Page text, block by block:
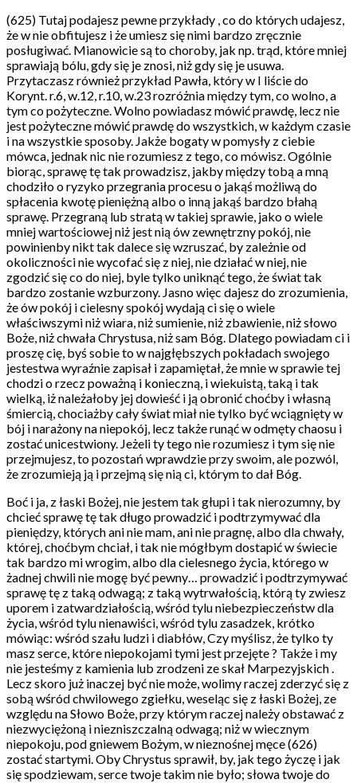
(625) Tutaj podajesz pewne przykłady , co do których udajesz,
że w nie obfitujesz i że umiesz się nimi bardzo zręcznie
posługiwać. Mianowicie są to choroby, jak np. trąd, które mniej
sprawiają bólu, gdy się je znosi, niż gdy się je usuwa.
Przytaczasz również przykład Pawła, który w I liście do
Korynt. r.6, w.12, r.10, w.23 rozróżnia między tym, co wolno, a
tym co pożyteczne. Wolno powiadasz mówić prawdę, lecz nie
jest pożyteczne mówić prawdę do wszystkich, w każdym czasie
i na wszystkie sposoby. Jakże bogaty w pomysły z ciebie
mówca, jednak nic nie rozumiesz z tego, co mówisz. Ogólnie
biorąc, sprawę tę tak prowadzisz, jakby między tobą a mną
chodziło o ryzyko przegrania procesu o jakąś możliwą do
spłacenia kwotę pieniężną albo o inną jakąś bardzo błahą
sprawę. Przegraną lub stratą w takiej sprawie, jako o wiele
mniej wartościowej niż jest nią ów zewnętrzny pokój, nie
powinienby nikt tak dalece się wzruszać, by zależnie od
okoliczności nie wycofać się z niej, nie działać w niej, nie
zgodzić się co do niej, byle tylko uniknąć tego, że świat tak
bardzo zostanie wzburzony. Jasno więc dajesz do zrozumienia,
że ów pokój i cielesny spokój wydają ci się o wiele
właściwszymi niż wiara, niż sumienie, niż zbawienie, niż słowo
Boże, niż chwała Chrystusa, niż sam Bóg. Dlatego powiadam ci i
proszę cię, byś sobie to w najgłębszych pokładach swojego
jestestwa wyraźnie zapisał i zapamiętał, że mnie w sprawie tej
chodzi o rzecz poważną i konieczną, i wiekuistą, taką i tak
wielką, iż należałoby jej dowieść i ją obronić choćby i własną
śmiercią, chociażby cały świat miał nie tylko być wciągnięty w
bój i narażony na niepokój, lecz także runąć w odmęty chaosu i
zostać unicestwiony. Jeżeli ty tego nie rozumiesz i tym się nie
przejmujesz, to pozostań wprawdzie przy swoim, ale pozwól,
że zrozumieją ją i przejmą się nią ci, którym to dał Bóg.
Boć i ja, z łaski Bożej, nie jestem tak głupi i tak nierozumny, by
chcieć sprawę tę tak długo prowadzić i podtrzymywać dla
pieniędzy, których ani nie mam, ani nie pragnę, albo dla chwały,
której, choćbym chciał, i tak nie mógłbym dostapić w świecie
tak bardzo mi wrogim, albo dla cielesnego życia, którego w
żadnej chwili nie mogę być pewny… prowadzić i podtrzymywać
sprawę tę z taką odwagą; z taką wytrwałością, którą ty zwiesz
uporem i zatwardziałością, wśród tylu niebezpieczeństw dla
życia, wśród tylu nienawiści, wśród tylu zasadzek, krótko
mówiąc: wśród szału ludzi i diabłów, Czy myślisz, że tylko ty
masz serce, które niepokojami tymi jest przejęte ? Także i my
nie jesteśmy z kamienia lub zrodzeni ze skał Marpezyjskich .
Lecz skoro już inaczej być nie może, wolimy raczej zderzyć się z
sobą wśród chwilowego zgiełku, weseląc się z łaski Bożej, ze
względu na Słowo Boże, przy którym raczej należy obstawać z
niezwyciężoną i niezniszczalną odwagą; niż w wiecznym
niepokoju, pod gniewem Bożym, w nieznośnej męce (626)
zostać startymi. Oby Chrystus sprawił, by, jak tego życzę i jak
się spodziewam, serce twoje takim nie było; słowa twoje do